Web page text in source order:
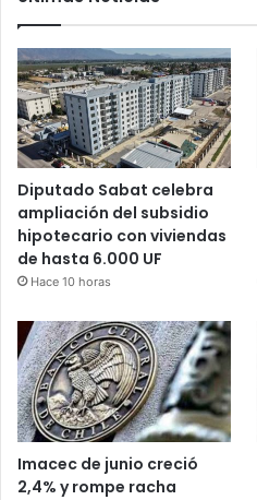
Diputado Sabat celebra
ampliación del subsidio
hipotecario con viviendas
de hasta 6.000 UF
Hace 10 horas
Imacec de junio creció
2,4% y rompe racha